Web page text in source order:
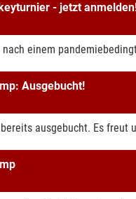
- jetzt
einem
Ausgebucht!
ausgebucht. Es freut